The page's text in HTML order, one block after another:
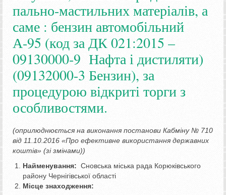
пально-мастильних матеріалів, а
саме : бензин автомобільний
А-95 (код за ДК 021:2015 –
09130000-9 Нафта і дистиляти)
(09132000-3 Бензин), за
процедурою відкриті торги з
особливостями.
(оприлюднюється на виконання постанови Кабміну № 710
від 11.10.2016 «Про ефективне використання державних
коштів» (зі змінами))
Найменування: Сновська міська рада Корюківського
району Чернігівської області
Місце знаходження: